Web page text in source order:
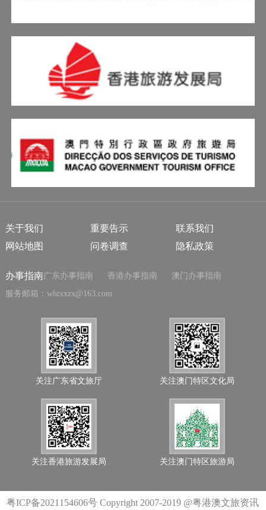
关于我们 重要告示
联系我们
网站地图
问卷调查 隐私政策
办事指南广东办事指南 香港办事指南
澳门办事指南
服务邮箱：whtxxzx@163.com
关注广东省文旅厅 关注澳门特区文化局
关注香港旅游发展局 关注澳门特区旅游局
粤ICP备2021154606号 Copyright 2007-2019 @粤港澳文旅资讯